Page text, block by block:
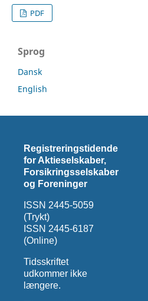
PDF
Sprog
Dansk
English
Registreringstidende
for Aktieselskaber,
Forsikringsselskaber
og Foreninger
ISSN 2445-5059
(Trykt)
ISSN 2445-6187
(Online)
Tidsskriftet
udkommer ikke
længere.